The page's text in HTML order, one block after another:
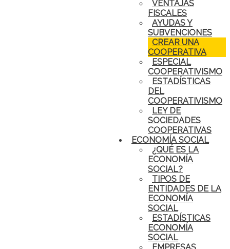
VENTAJAS
FISCALES
AYUDAS Y
SUBVENCIONES
CREAR UNA
COOPERATIVA
ESPECIAL
COOPERATIVISMO
ESTADÍSTICAS
DEL
COOPERATIVISMO
LEY DE
SOCIEDADES
COOPERATIVAS
ECONOMÍA SOCIAL
¿QUÉ ES LA
ECONOMÍA
SOCIAL?
TIPOS DE
ENTIDADES DE LA
ECONOMÍA
SOCIAL
ESTADÍSTICAS
ECONOMÍA
SOCIAL